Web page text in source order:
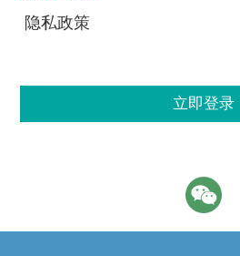
隐私政策
立即登录